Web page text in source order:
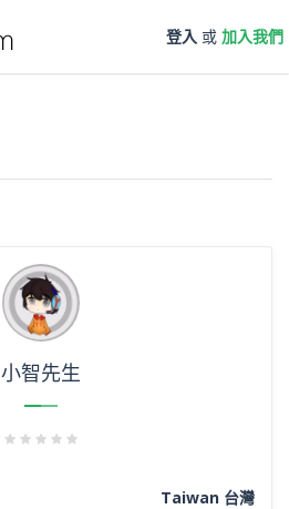
登入 或 加入我們
小智先生
Taiwan 台灣